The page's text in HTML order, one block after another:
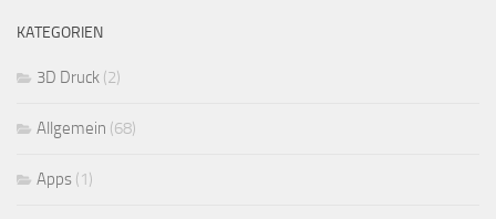
KATEGORIEN
3D Druck (2)
Allgemein (68)
Apps (1)